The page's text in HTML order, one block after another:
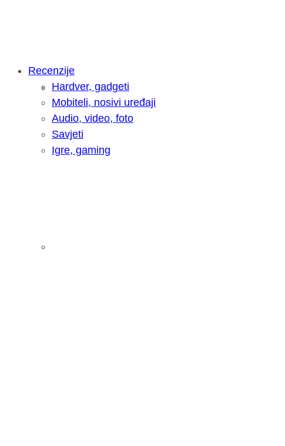
Intervju: Goran Jović, fotograf - Hrvatska
Recenzije
Hardver, gadgeti
Mobiteli, nosivi uređaji
Audio, video, foto
Savjeti
Igre, gaming